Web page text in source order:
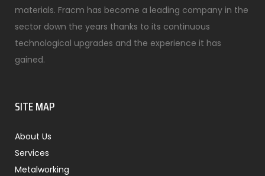
materials. Fracm has become a leading company in the
sector down the years thanks to its continuous
technological upgrades and the experience it has
gained.
SITE MAP
About Us
Services
Metalworking